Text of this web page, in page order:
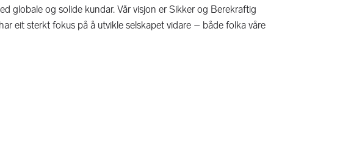
globale og solide kundar. Vår visjon er Sikker og Berekraftig
eit sterkt fokus på å utvikle selskapet vidare – både folka våre